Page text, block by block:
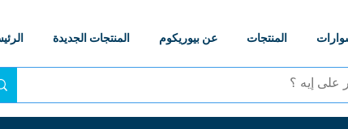
المنتجات الجديدة عن بيوريكوم المنتجات